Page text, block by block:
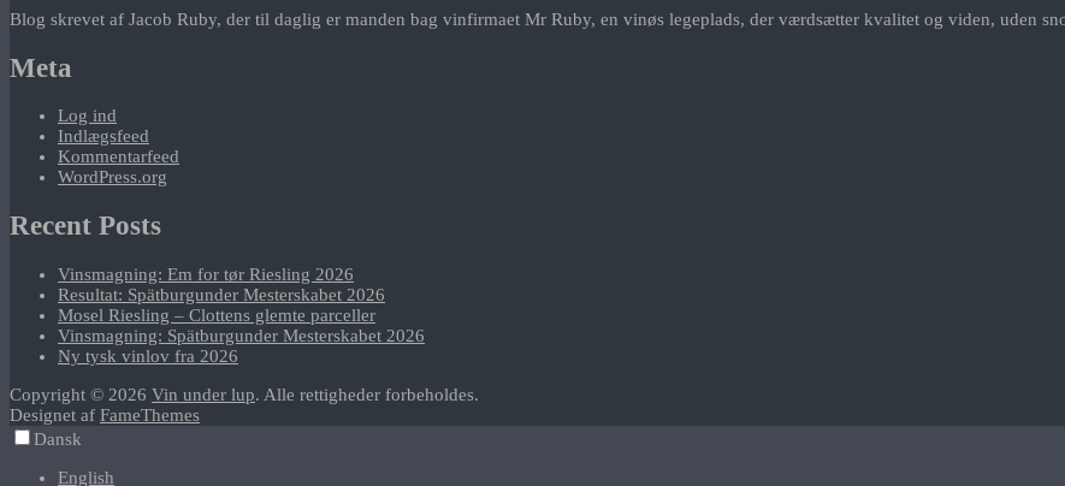
Blog skrevet af Jacob Ruby, der til daglig er manden bag vinfirmaet Mr Ruby, en vinøs legeplads, der værdsætter kvalitet og viden, uden
Meta
Log ind
Indlægsfeed
Kommentarfeed
WordPress.org
Recent Posts
Vinsmagning: Em for tør Riesling 2026
Resultat: Spätburgunder Mesterskabet 2026
Mosel Riesling – Clottens glemte parceller
Vinsmagning: Spätburgunder Mesterskabet 2026
Ny tysk vinlov fra 2026
Copyright © 2026 Vin under lup. Alle rettigheder forbeholdes.
Designet af FameThemes
Dansk
English